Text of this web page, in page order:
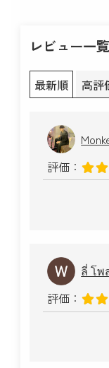
レビュー一覧
最新順 高評
評価：
ลี่ โพ
評価：